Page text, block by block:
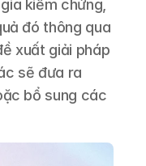
kiểm chứng,
đó thông qua
xuất giải pháp
sẽ đưa ra
bổ sung các